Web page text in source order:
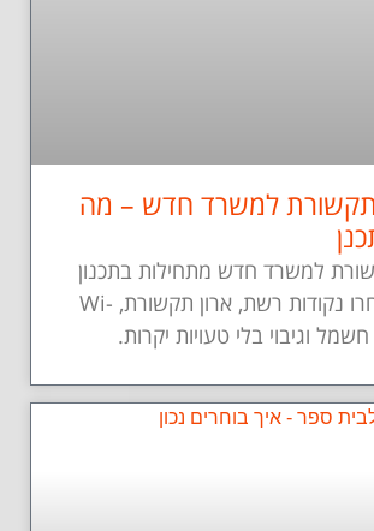
למשרד חדש – מה
למשרד חדש מתחילות בתכנון
נכון. כך תבחרו נקודות רשת, ארון תקשורת, Wi-